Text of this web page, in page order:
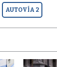
AUTOVÍA 2